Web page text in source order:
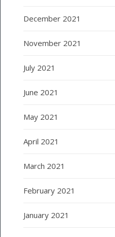
December 2021
November 2021
July 2021
June 2021
May 2021
April 2021
March 2021
February 2021
January 2021